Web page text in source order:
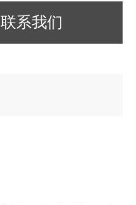
联系我们